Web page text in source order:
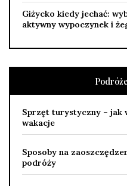
Giżycko kiedy jechać:
aktywny wypoczynek i
Sprzęt turystyczny – jak
wakacje
Sposoby na
podróży